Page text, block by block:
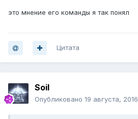
это мнение его команды я так понял
Цитата
Soil
Опубликовано 19 августа, 2016